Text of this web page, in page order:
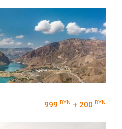
999 BYN + 200 BYN